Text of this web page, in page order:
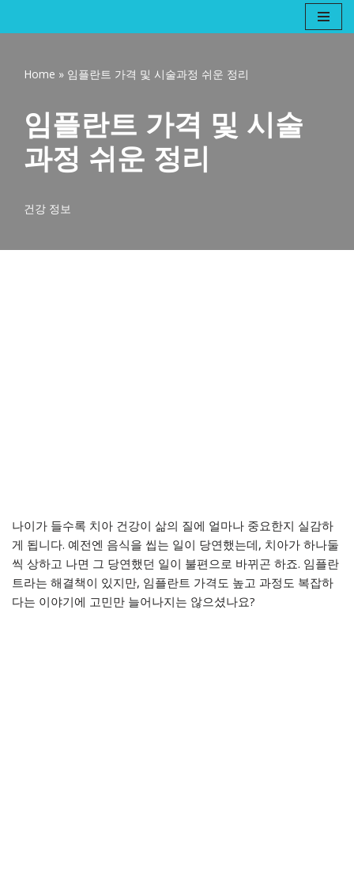
Home » 임플란트 가격 및 시술과정 쉬운 정리
임플란트 가격 및 시술
과정 쉬운 정리
건강 정보
나이가 들수록 치아 건강이 삶의 질에 얼마나 중요한지 실감하
게 됩니다. 예전엔 음식을 씹는 일이 당연했는데, 치아가 하나둘
씩 상하고 나면 그 당연했던 일이 불편으로 바뀌곤 하죠. 임플란
트라는 해결책이 있지만, 임플란트 가격도 높고 과정도 복잡하
다는 이야기에 고민만 늘어나지는 않으셨나요?